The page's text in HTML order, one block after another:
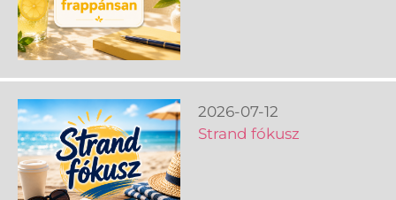
2026-07-12
Strand fókusz